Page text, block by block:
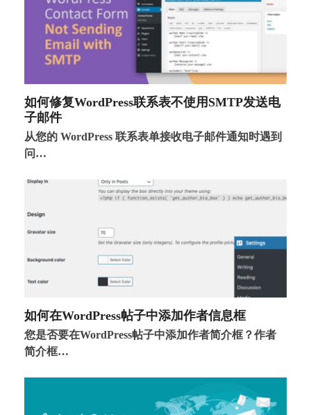
如何修复WordPress联系表不使用SMTP发送电
子邮件
从您的 WordPress 联系表单接收电子邮件通知时遇到
问…
如何在WordPress帖子中添加作者信息框
您是否要在WordPress帖子中添加作者简介框？作者
简介框…